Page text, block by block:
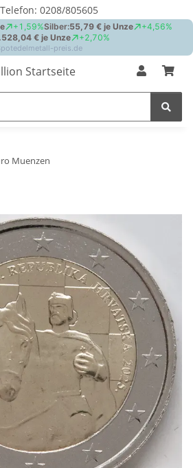
Telefon: 0208/805605
Muenzen